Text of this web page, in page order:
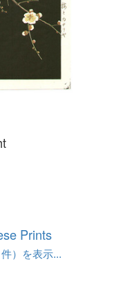
Prints
）を表示...